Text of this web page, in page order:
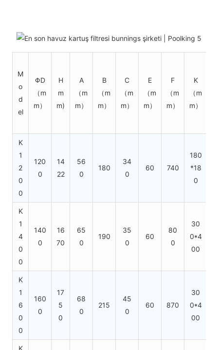
M
o
d
el
ΦD
（m
m）
H
m
m)
A
（m
m）
B
（m
m）
C
（m
m）
E
（m
m）
F
（m
m）
K
（m
m）
K
1
2
0
0
120
0
14
22
56
0
180
34
0
60 740
180
*18
0
K
1
4
0
0
140
0
16
70
65
0
190
35
0
60
80
0
30
0*4
00
K
1
6
0
0
160
0
17
5
0
68
0
215
45
0
60 870
30
0*4
00
K